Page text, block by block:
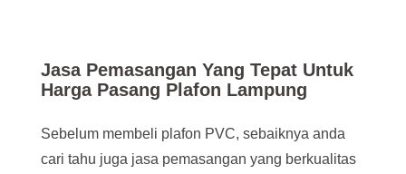
Jasa Pemasangan Yang Tepat Untuk
Harga Pasang Plafon Lampung
Sebelum membeli plafon PVC, sebaiknya anda
cari tahu juga jasa pemasangan yang berkualitas